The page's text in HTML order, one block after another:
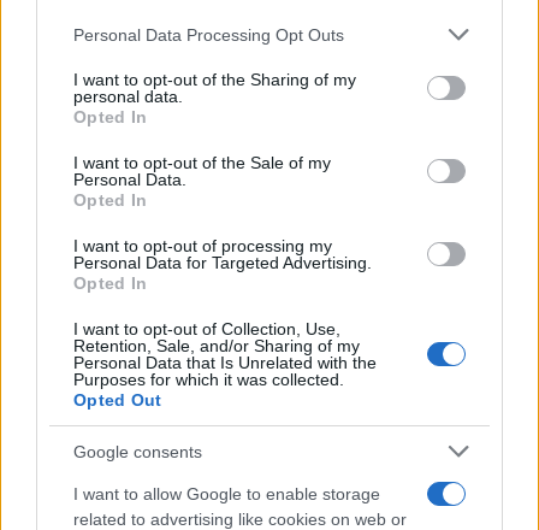
rechazar tal procesamiento. Puede cambiar sus preferencias
a este sitio y haciendo clic en el botón "Privacidad" en la
parte inferior de la página web.
Please note that this website/app uses one or more Google
services and may gather and store information including but
not limited to your visit or usage behaviour. You may click to
use your data for below specified purposes in below Google
consent section.
Personal Data Processing Opt Outs
I want to opt-out of the Sharing of my
personal data.
Opted In
I want to opt-out of the Sale of my
Personal Data.
Opted In
I want to opt-out of processing my
Personal Data for Targeted Advertising.
Opted In
I want to opt-out of Collection, Use,
Retention, Sale, and/or Sharing of my
Personal Data that Is Unrelated with the
Purposes for which it was collected.
Opted Out
Google consents
I want to allow Google to enable storage
related to advertising like cookies on web or
convertir ese potencial en prosperidad, bienestar y
futuro”, ha concluido el presidente del PP de
Castilla-La Mancha.
TE RECOMENDAMOS